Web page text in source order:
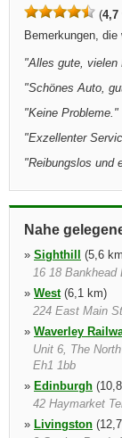
(4,7
Bemerkungen,
"Alles gute, vielen
"Schönes Auto,
"Keine Probleme. "
"Exzellenter
"Reibungslos und
Nahe
» Sighthill
(5,6
16 18 Bankhead
» West(6,1 km)
224 East Main
» Waverley
Unit 6, The
Eh1 1bb
» Edinburgh
42 Haymarket
» Livingston